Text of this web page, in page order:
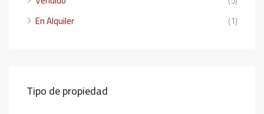
En Alquiler
(1)
Tipo de propiedad